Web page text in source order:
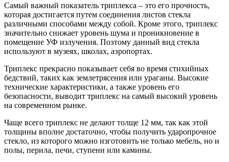
Самый важный показатель триплекса – это его прочность,
которая достигается путем соединения листов стекла
различными способами между собой. Кроме этого, триплекс
значительно снижает уровень шума и проникновение в
помещение УФ излучения. Поэтому данный вид стекла
используют в музеях, школах, аэропортах.
Триплекс прекрасно показывает себя во время стихийных
бедствий, таких как землетрясения или ураганы. Высокие
технические характеристики, а также уровень его
безопасности, выводит триплекс на самый высокий уровень
на современном рынке.
Чаще всего триплекс не делают толще 12 мм, так как этой
толщины вполне достаточно, чтобы получить ударопрочное
стекло, из которого можно изготовить не только мебель, но и
полы, перила, печи, ступени или камины.